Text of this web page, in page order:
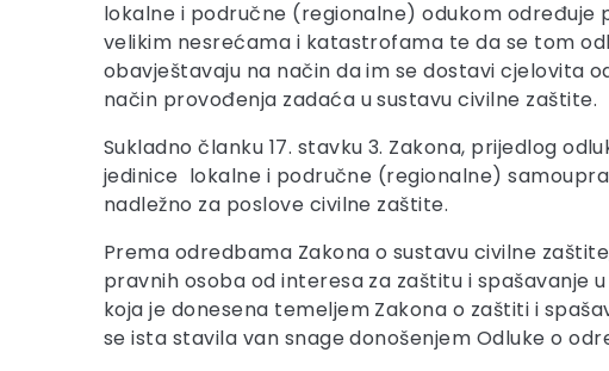
lokalne i područne (regionalne) odukom
velikim nesrećama i katastrofama te da se tom
obavještavaju na način da im se dostavi cjelovita
način provođenja zadaća u sustavu civilne zaštite.
Sukladno članku 17. stavku 3. Zakona, prijedlog
jedinice lokalne i područne (regionalne)
nadležno za poslove civilne zaštite.
Prema odredbama Zakona o sustavu civilne
pravnih osoba od interesa za zaštitu i spašavanje
koja je donesena temeljem Zakona o zaštiti i
se ista stavila van snage donošenjem Odluke o